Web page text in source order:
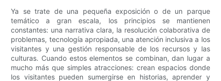
Ya se trate de una pequeña exposición o de un parque
temático a gran escala, los principios se mantienen
constantes: una narrativa clara, la resolución colaborativa de
problemas, tecnología apropiada, una atención inclusiva a los
visitantes y una gestión responsable de los recursos y las
culturas. Cuando estos elementos se combinan, dan lugar a
mucho más que simples atracciones: crean espacios donde
los visitantes pueden sumergirse en historias, aprender y